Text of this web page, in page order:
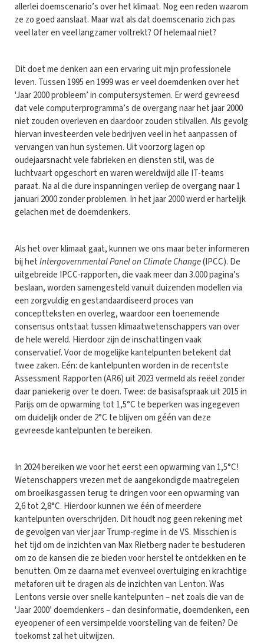
allerlei doemscenario’s over het klimaat. Nog een reden waarom
ze zo goed aanslaat. Maar wat als dat doemscenario zich pas
veel later en veel langzamer voltrekt? Of helemaal niet?
Dit doet me denken aan een ervaring uit mijn professionele
leven. Tussen 1995 en 1999 was er veel doemdenken over het
'Jaar 2000 probleem’ in computersystemen. Er werd gevreesd
dat vele computerprogramma’s de overgang naar het jaar 2000
niet zouden overleven en daardoor zouden stilvallen. Als gevolg
hiervan investeerden vele bedrijven veel in het aanpassen of
vervangen van hun systemen. Uit voorzorg lagen op
oudejaarsnacht vele fabrieken en diensten stil, was de
luchtvaart opgeschort en waren wereldwijd alle IT-teams
paraat. Na al die dure inspanningen verliep de overgang naar 1
januari 2000 zonder problemen. In het jaar 2000 werd er hartelijk
gelachen met de doemdenkers.
Als het over klimaat gaat, kunnen we ons maar beter informeren
bij hetIntergovernmental Panel on Climate Change(IPCC). De
uitgebreide IPCC-rapporten, die vaak meer dan 3.000 pagina’s
beslaan, worden samengesteld vanuit duizenden modellen via
een zorgvuldig en gestandaardiseerd proces van
conceptteksten en overleg, waardoor een toenemende
consensus ontstaat tussen klimaatwetenschappers van over
de hele wereld. Hierdoor zijn de inschattingen vaak
conservatief. Voor de mogelijke kantelpunten betekent dat
twee zaken. Eén: de kantelpunten worden in de recentste
Assessment Rapporten (AR6) uit 2023 vermeld als reëel zonder
daar paniekerig over te doen. Twee: de basisafspraak uit 2015 in
Parijs om de opwarming tot 1,5°C te beperken was ingegeven
om duidelijk onder de 2°C te blijven om géén van deze
gevreesde kantelpunten te bereiken.
In 2024 bereiken we voor het eerst een opwarming van 1,5°C!
Wetenschappers vrezen met de aangekondigde maatregelen
om broeikasgassen terug te dringen voor een opwarming van
2,6 tot 2,8°C. Hierdoor kunnen we één of meerdere
kantelpunten overschrijden. Dit houdt nog geen rekening met
de gevolgen van vier jaar Trump-regime in de VS. Misschien is
het tijd om de inzichten van Max Rietberg nader te bestuderen
om zo de kansen die ze bieden voor herstel te ontdekken en te
benutten. Om ze daarna met evenveel overtuiging en krachtige
metaforen uit te dragen als de inzichten van Lenton. Was
Lentons versie over snelle kantelpunten – net zoals die van de
'Jaar 2000’ doemdenkers – dan desinformatie, doemdenken, een
eyeopener of een versimpelde voorstelling van de feiten? De
toekomst zal het uitwijzen.